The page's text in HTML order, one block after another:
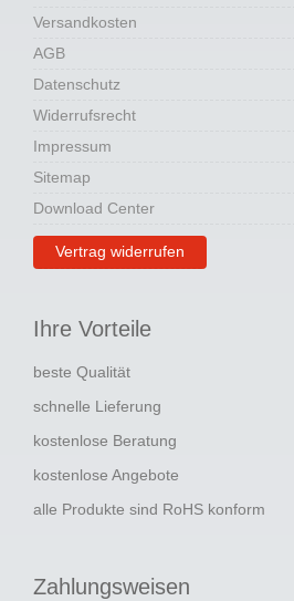
Versandkosten
AGB
Datenschutz
Widerrufsrecht
Impressum
Sitemap
Download Center
Vertrag widerrufen
Ihre Vorteile
beste Qualität
schnelle Lieferung
kostenlose Beratung
kostenlose Angebote
alle Produkte sind RoHS konform
Zahlungsweisen